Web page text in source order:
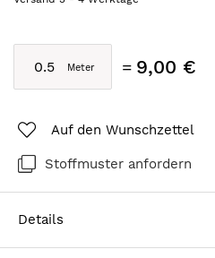
9,00 €
Auf den Wunschzettel
Stoffmuster anfordern
Details